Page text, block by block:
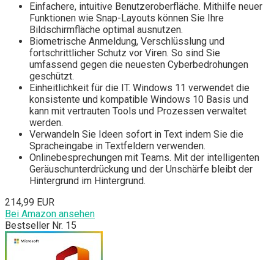
Einfachere, intuitive Benutzeroberfläche. Mithilfe neuer
Funktionen wie Snap-Layouts können Sie Ihre
Bildschirmfläche optimal ausnutzen.
Biometrische Anmeldung, Verschlüsslung und
fortschrittlicher Schutz vor Viren. So sind Sie
umfassend gegen die neuesten Cyberbedrohungen
geschützt.
Einheitlichkeit für die IT. Windows 11 verwendet die
konsistente und kompatible Windows 10 Basis und
kann mit vertrauten Tools und Prozessen verwaltet
werden.
Verwandeln Sie Ideen sofort in Text indem Sie die
Spracheingabe in Textfeldern verwenden.
Onlinebesprechungen mit Teams. Mit der intelligenten
Geräuschunterdrückung und der Unschärfe bleibt der
Hintergrund im Hintergrund.
214,99 EUR
Bei Amazon ansehen
Bestseller Nr. 15